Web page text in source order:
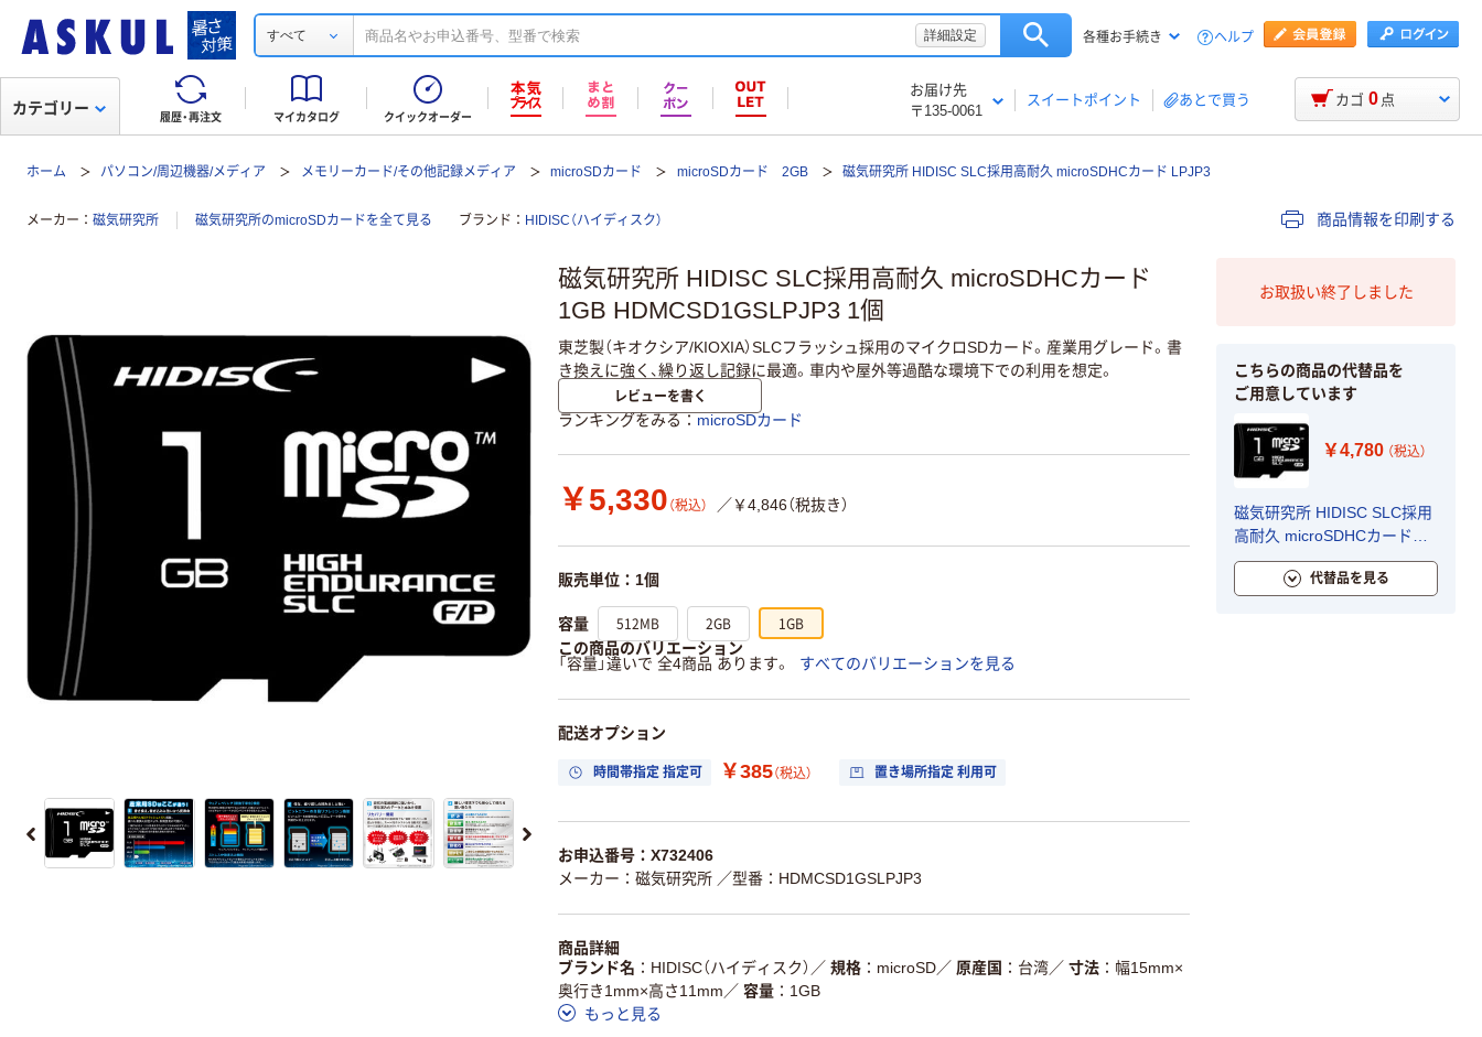
すべて 詳細設定 各種お手続き ヘルプ
履歴・再注文 マイカタログ クイックオーダー
お届け先
〒135-0061
スイートポイント あとで買う
カテゴリー カゴ 0 点
ホーム パソコン/周辺機器/メディア メモリーカード/その他記録メディア microSDカード microSDカード 2GB 磁気研究所 HIDISC SLC採用高耐久 microSDHCカード LPJP3
メーカー 磁気研究所 磁気研究所のmicroSDカードを全て見る ブランド HIDISC（ハイディスク） 商品情報を印刷する
磁気研究所 HIDISC SLC採用高耐久 microSDHCカード
1GB HDMCSD1GSLPJP3 1個
東芝製（キオクシア/KIOXIA）SLCフラッシュ採用のマイクロSDカード。産業用グレード。書
き換えに強く、繰り返し記録に最適。車内や屋外等過酷な環境下での利用を想定。
レビューを書く
ランキングをみる microSDカード
￥5,330 （税込） ／￥4,846（税抜き）
販売単位：1個
容量 512MB 2GB 1GB
この商品のバリエーション
「容量」違いで 全4商品 あります。
すべてのバリエーションを見る
配送オプション
時間帯指定 指定可 ￥385（税込） 置き場所指定 利用可
お申込番号：X732406
メーカー：磁気研究所 ／型番：HDMCSD1GSLPJP3
商品詳細
ブランド名
HIDISC（ハイディスク） ／ 規格 microSD／ 原産国 台湾／ 寸法
幅15mm×
奥行き1mm×高さ11mm ／ 容量
1GB
もっと見る
お取扱い終了しました
こちらの商品の代替品を
ご用意しています
￥4,780 （税込）
磁気研究所 HIDISC SLC採用
高耐久 microSDHCカード
1GB HDMCSD1GSLPJP3 1
代替品を見る